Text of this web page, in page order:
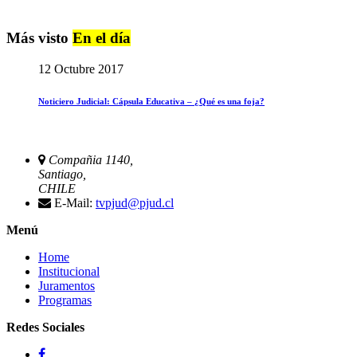
Más visto En el día
12 Octubre 2017
Noticiero Judicial: Cápsula Educativa – ¿Qué es una foja?
Compañia 1140,
Santiago,
CHILE
E-Mail: tvpjud@pjud.cl
Menú
Home
Institucional
Juramentos
Programas
Redes Sociales